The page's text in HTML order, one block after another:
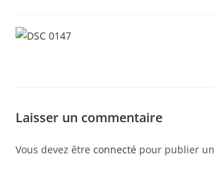
Laisser un commentaire
Vous devez êtreconnecté pour publier